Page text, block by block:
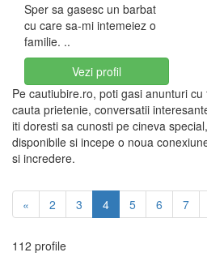
Sper sa gasesc un barbat
cu care sa-mi intemeiez o
familie. ..
Vezi profil
Pe cautiubire.ro, poti gasi anunturi
cauta prietenie, conversatii
iti doresti sa cunosti pe cineva
disponibile si incepe o noua
si incredere.
« 2 3 4 5 6 7
112 profile